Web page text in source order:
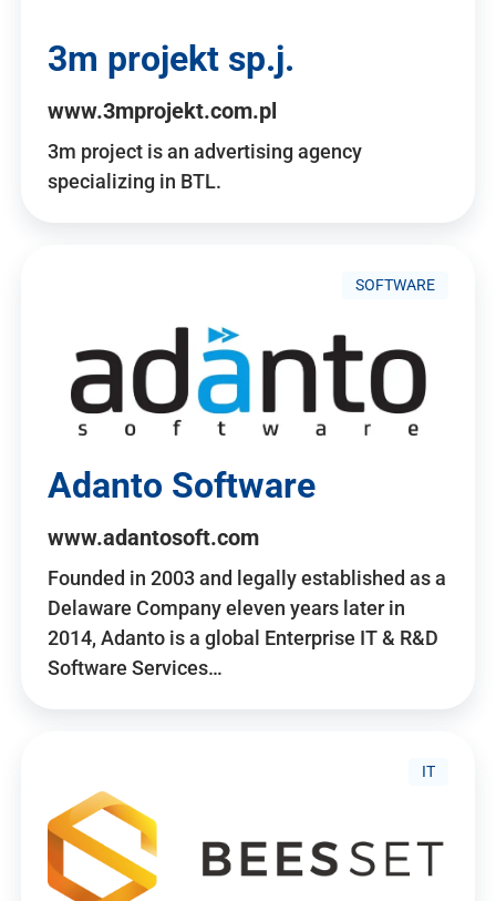
3m projekt sp.j.
www.3mprojekt.com.pl
3m project is an advertising agency
specializing in BTL.
SOFTWARE
Adanto Software
www.adantosoft.com
Founded in 2003 and legally established as a
Delaware Company eleven years later in
2014, Adanto is a global Enterprise IT & R&D
Software Services…
IT